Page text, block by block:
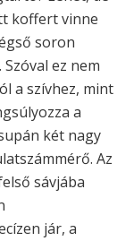
koffert vinne
soron
ez nem
a szívhez, mint
a
két nagy
Az
sávjába
jár, a